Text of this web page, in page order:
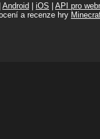
Android iOS
API pro
a recenze hry